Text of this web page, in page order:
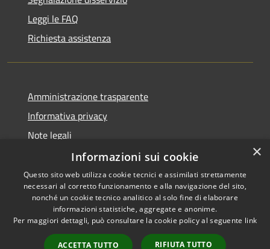
Leggi le FAQ
Richiesta assistenza
Amministrazione trasparente
Informativa privacy
Note legali
Dichiarazione di accessibilità
RSS
Accessibilità
Copyright © 2026 • Comune di
byMunicipium Accesso
×
Informazioni sui cookie
Questo sito web utilizza cookie tecnici e assimilati strettamente
necessari al corretto funzionamento e alla navigazione del sito,
nonché un cookie tecnico analitico al solo fine di elaborare
informazioni statistiche, aggregate e anonime.
Per maggiori dettagli, può consultare la cookie policy al seguente link
ACCETTA TUTTO RIFIUTA TUTTO